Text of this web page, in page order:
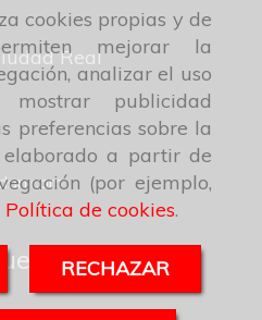
cookies propias y de
mejorar la
analizar el uso
publicidad
preferencias sobre la
a partir de
(por ejemplo,
Política de cookies.
RECHAZAR